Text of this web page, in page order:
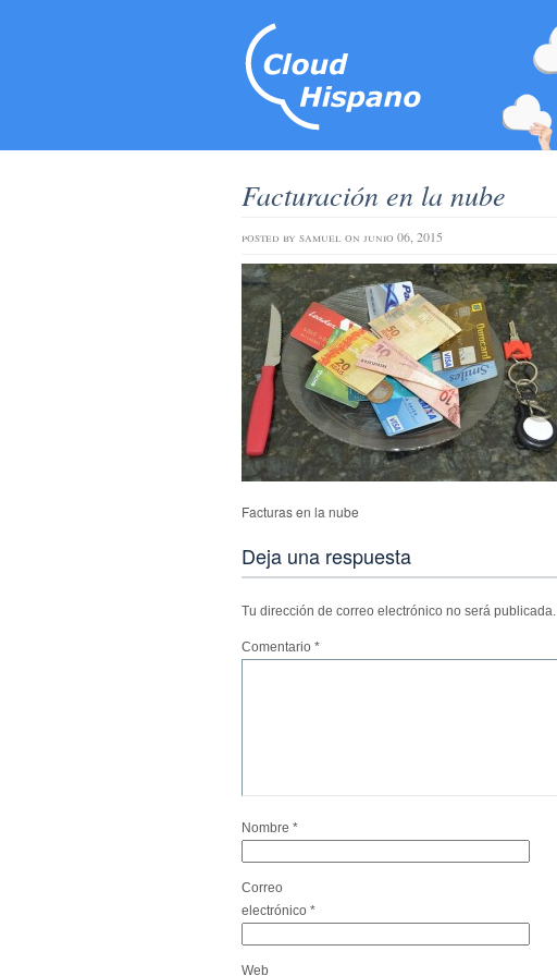
Facturación en la nube
posted by samuel on junio 06, 2015
Facturas en la nube
Deja una respuesta
Tu dirección de correo electrónico no será publicada.
Comentario *
Nombre *
Correo
electrónico *
Web